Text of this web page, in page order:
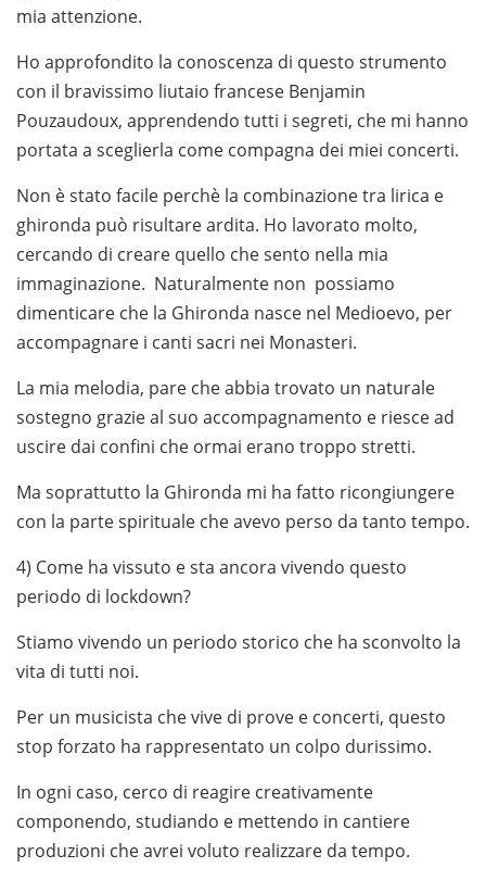
mia attenzione.
Ho approfondito la conoscenza di questo strumento
con il bravissimo liutaio francese Benjamin
Pouzaudoux, apprendendo tutti i segreti, che mi hanno
portata a sceglierla come compagna dei miei concerti.
Non è stato facile perchè la combinazione tra lirica e
ghironda può risultare ardita. Ho lavorato molto,
cercando di creare quello che sento nella mia
immaginazione. Naturalmente non possiamo
dimenticare che la Ghironda nasce nel Medioevo, per
accompagnare i canti sacri nei Monasteri.
La mia melodia, pare che abbia trovato un naturale
sostegno grazie al suo accompagnamento e riesce ad
uscire dai confini che ormai erano troppo stretti.
Ma soprattutto la Ghironda mi ha fatto ricongiungere
con la parte spirituale che avevo perso da tanto tempo.
4) Come ha vissuto e sta ancora vivendo questo
periodo di lockdown?
Stiamo vivendo un periodo storico che ha sconvolto la
vita di tutti noi.
Per un musicista che vive di prove e concerti, questo
stop forzato ha rappresentato un colpo durissimo.
In ogni caso, cerco di reagire creativamente
componendo, studiando e mettendo in cantiere
produzioni che avrei voluto realizzare da tempo.